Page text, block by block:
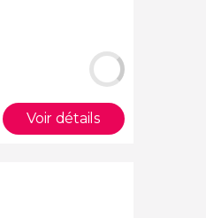
Voir détails